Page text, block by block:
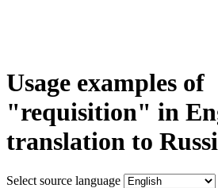
Usage examples of
"requisition" in
translation to
Select source language